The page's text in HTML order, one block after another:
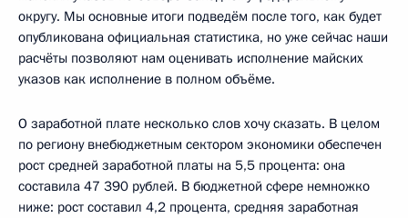
округу. Мы основные итоги подведём после того, как будет
опубликована официальная статистика, но уже сейчас наши
расчёты позволяют нам оценивать исполнение майских
указов как исполнение в полном объёме.
О заработной плате несколько слов хочу сказать. В целом
по региону внебюджетным сектором экономики обеспечен
рост средней заработной платы на 5,5 процента: она
составила 47 390 рублей. В бюджетной сфере немножко
ниже: рост составил 4,2 процента, средняя заработная